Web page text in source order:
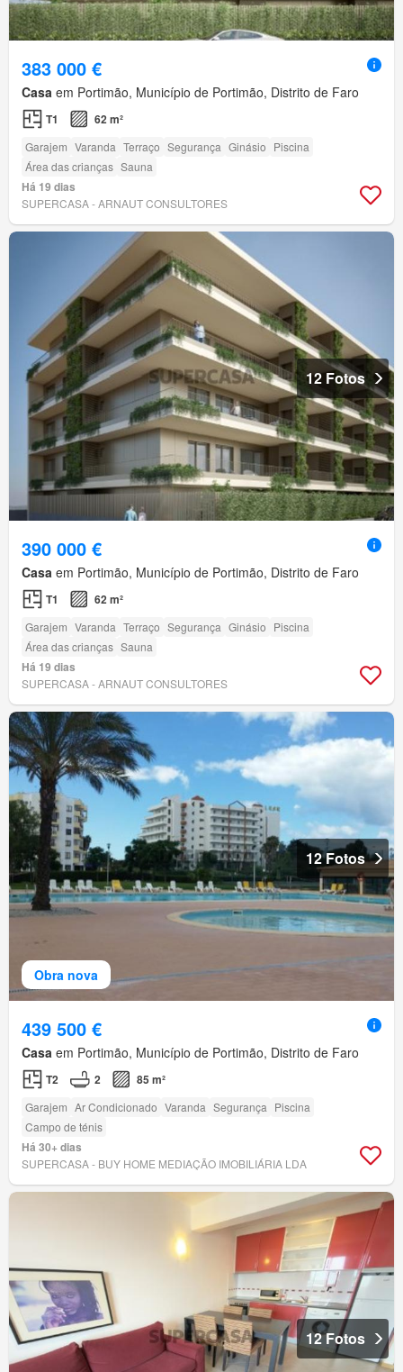
383 000 €
Casa em Portimão, Município de Portimão, Distrito de Faro
T1 62 m²
Garajem Varanda Terraço Segurança Ginásio Piscina
Área das crianças Sauna
Há 19 dias
SUPERCASA - ARNAUT CONSULTORES
12 Fotos
390 000 €
Casa em Portimão, Município de Portimão, Distrito de Faro
T1 62 m²
Garajem Varanda Terraço Segurança Ginásio Piscina
Área das crianças Sauna
Há 19 dias
SUPERCASA - ARNAUT CONSULTORES
Obra nova
12 Fotos
439 500 €
Casa em Portimão, Município de Portimão, Distrito de Faro
T2 2 85 m²
Garajem Ar Condicionado Varanda Segurança Piscina
Campo de ténis
Há 30+ dias
SUPERCASA - BUY HOME MEDIAÇÃO IMOBILIÁRIA LDA
12 Fotos